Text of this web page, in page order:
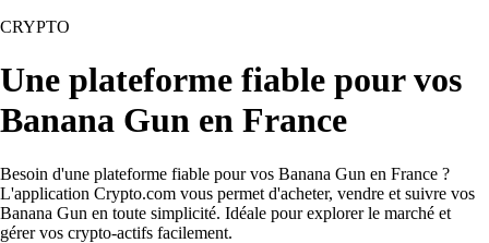
CRYPTO
Une plateforme fiable pour vos
Banana Gun en France
Besoin d'une plateforme fiable pour vos Banana Gun en France ?
L'application Crypto.com vous permet d'acheter, vendre et suivre vos
Banana Gun en toute simplicité. Idéale pour explorer le marché et
gérer vos crypto-actifs facilement.